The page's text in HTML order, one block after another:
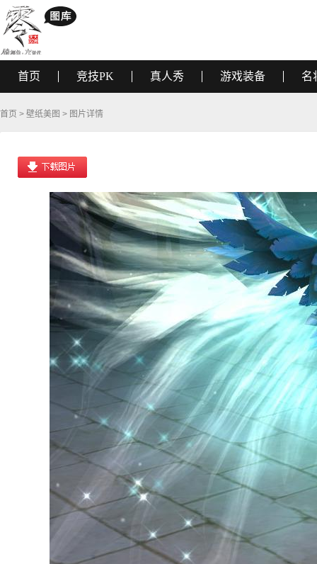
首页 竞技PK 真人秀 游戏装备 名
首页 > 壁纸美图 > 图片详情